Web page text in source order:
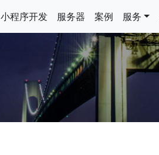
小程序开发 服务器 案例 服务